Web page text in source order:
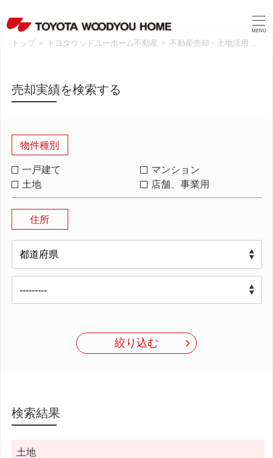
MENU
トップ ＞ トヨタウッドユーホーム不動産 ＞ 不動産売却・土地活用
売却実績を検索する
物件種別
一戸建て
マンション
土地
店舗、事業用
住所
絞り込む
検索結果
土地